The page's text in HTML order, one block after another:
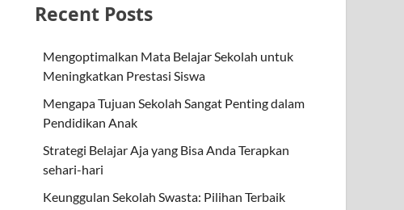
Recent Posts
Mengoptimalkan Mata Belajar Sekolah untuk
Meningkatkan Prestasi Siswa
Mengapa Tujuan Sekolah Sangat Penting dalam
Pendidikan Anak
Strategi Belajar Aja yang Bisa Anda Terapkan
sehari-hari
Keunggulan Sekolah Swasta: Pilihan Terbaik